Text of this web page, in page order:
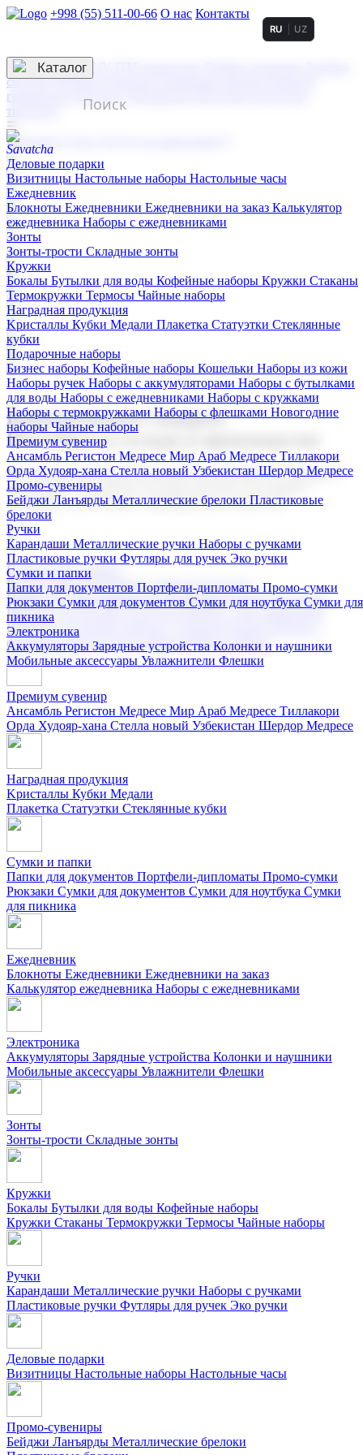
+998 (55) 511-00-66 О нас Контакты
3D гравировка
смолой (Doming)
гравировка твердая
тиснение
RU UZ
☰
Контакты
Каталог
Деловые подарки
Визитницы Настольные наборы Настольные часы
Ежедневник
Блокноты Ежедневники Ежедневники на заказ Калькулятор
ежедневника Наборы с ежедневниками
Зонты
Зонты-трости Складные зонты
Кружки
Бокалы Бутылки для воды Кофейные наборы Кружки Стаканы
Термокружки Термосы Чайные наборы
Наградная продукция
Kристаллы Кубки Медали Плакетка Статуэтки Стеклянные
кубки
Подарочные наборы
Бизнес наборы Кофейные наборы Кошельки Наборы из кожи
Наборы ручек Наборы с аккумуляторами Наборы с бутылками
для воды Наборы с ежедневниками Наборы с кружками
Наборы с термокружками Наборы с флешками Новогодние
наборы Чайные наборы
Премиум сувенир
Ансамбль Регистон Медресе Мир Араб Медресе Тиллакори
Орда Худояр-хана Стелла новый Узбекистан Шердор Медресе
Промо-сувениры
Бейджи Ланъярды Металлические брелоки Пластиковые
брелоки
Ручки
Карандаши Металлические ручки Наборы с ручками
Пластиковые ручки Футляры для ручек Эко ручки
Сумки и папки
Папки для документов Портфели-дипломаты Промо-сумки
Рюкзаки Сумки для документов Сумки для ноутбука Сумки для
пикника
Электроника
Аккумуляторы Зарядные устройства Колонки и наушники
Мобильные аксессуары Увлажнители Флешки
Корпоративные подарки
Поставка со склада и производство
Мы предлагаем широкий выбор корпоративных подарков и
сувениров с логотипом. В нашем каталоге вы найдете
продукцию для бизнеса, мероприятия и клиентов.
Подарочные наборы
Бизнес наборыКофейные наборы Кошельки
Наборы из кожиНаборы ручекНаборы с аккумуляторами
Наборы с бутылками для воды
Наборы с ежедневниками
Наборы с кружками
флешкамиНовогодние наборыЧайные наборы
Премиум сувенир
Ансамбль Регистон Медресе Мир Араб Медресе Тиллакори
Орда Худояр-хана Стелла новый Узбекистан Шердор Медресе
Наградная продукция
Kристаллы Кубки Медали
Плакетка Статуэтки Стеклянные кубки
Сумки и папки
Папки для документов Портфели-дипломаты Промо-сумки
Рюкзаки Сумки для документов Сумки для ноутбука Сумки
для пикника
Ежедневник
Блокноты Ежедневники Ежедневники на заказ
Калькулятор ежедневника Наборы с ежедневниками
Электроника
Аккумуляторы Зарядные устройства Колонки и наушники
Мобильные аксессуары Увлажнители Флешки
Зонты
Зонты-трости Складные зонты
Кружки
Бокалы Бутылки для воды Кофейные наборы
Кружки Стаканы Термокружки Термосы Чайные наборы
Ручки
Карандаши Металлические ручки Наборы с ручками
Пластиковые ручки Футляры для ручек Эко ручки
Деловые подарки
Визитницы Настольные наборы Настольные часы
Промо-сувениры
Бейджи Ланъярды Металлические брелоки